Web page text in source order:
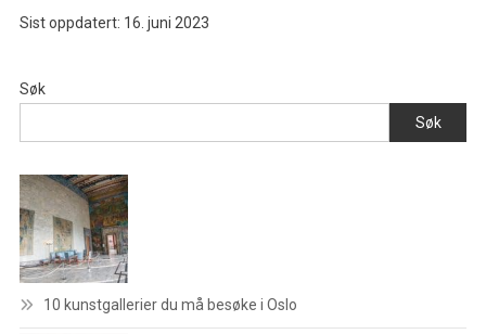
Sist oppdatert: 16. juni 2023
Søk
Søk
10 kunstgallerier du må besøke i Oslo